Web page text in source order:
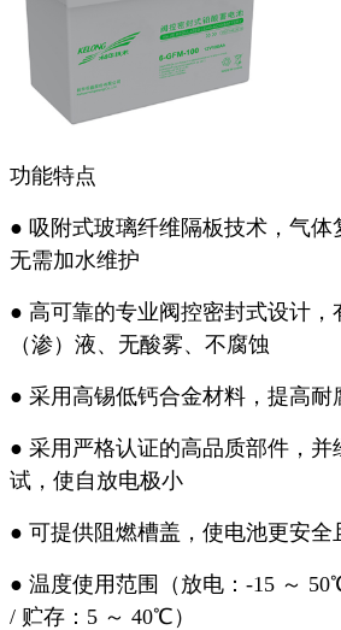
功能特点
● 吸附式玻璃纤维隔板技术，气体
无需加水维护
● 高可靠的专业阀控密封式设计，
（渗）液、无酸雾、不腐蚀
● 采用高锡低钙合金材料，提高耐
● 采用严格认证的高品质部件，并
试，使自放电极小
● 可提供阻燃槽盖，使电池更安全
● 温度使用范围（放电：-15 ～
/ 贮存：5 ～ 40℃）